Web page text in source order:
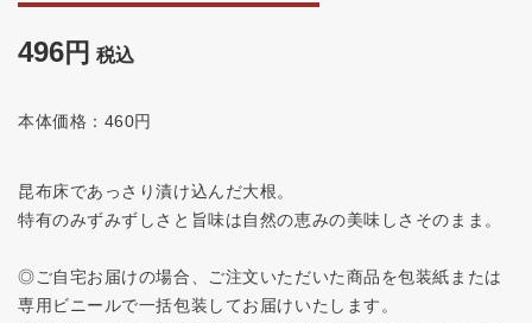
496 税込
本体価格：460円
昆布床であっさり漬け込んだ大根。
特有のみずみずしさと旨味は自然の恵みの美味しさそのまま。
◎ご自宅お届けの場合、ご注文いただいた商品を包装紙または
専用ビニールで一括包装してお届けいたします。